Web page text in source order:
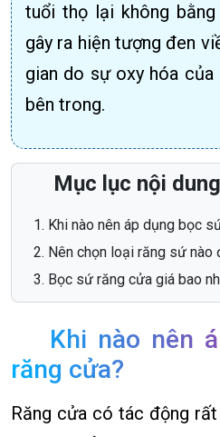
tuổi thọ lại không
gây ra hiện tượng đen
gian do sự oxy hóa
bên trong.
Mục lục nội dung
Khi nào nên áp dụng bọc
Nên chọn loại răng sứ nào
Bọc sứ răng cửa giá bao
Khi nào nên
răng cửa?
Răng cửa có tác động